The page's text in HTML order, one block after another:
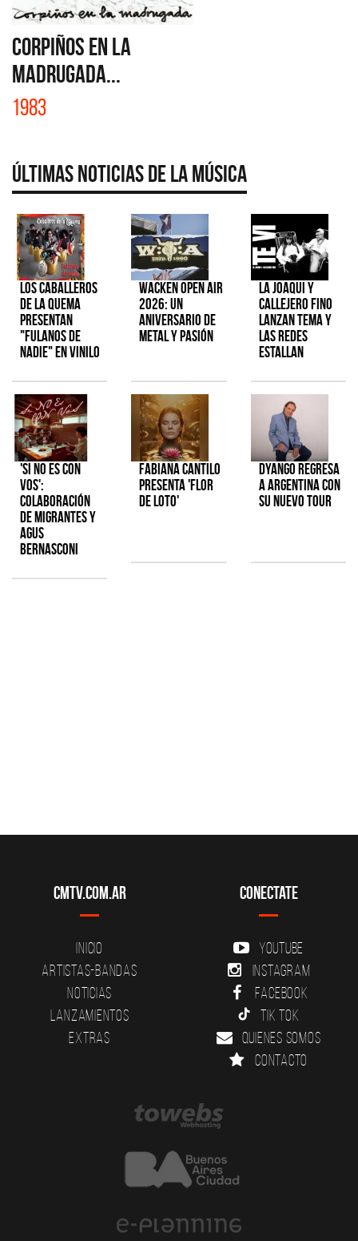
CORPIÑOS EN LA
MADRUGADA...
1983
Últimas Noticias de la Música
Los Caballeros
de la Quema
presentan
"Fulanos de
Nadie" en vinilo
Wacken Open Air
2026: Un
aniversario de
metal y pasión
La Joaqui y
Callejero Fino
lanzan tema y
las redes
estallan
'Si No Es Con
Vos':
colaboración
de Migrantes y
Agus
Bernasconi
Fabiana Cantilo
presenta 'Flor
de Loto'
Dyango regresa
a Argentina con
su nuevo tour
CMTV.com.ar
Inicio
Artistas-Bandas
Noticias
Lanzamientos
Extras
Conectate
YouTube
Instagram
Facebook
Tik Tok
Quienes somos
Contacto